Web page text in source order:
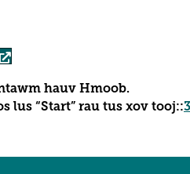
hauv Hmoob.
lus “Start” rau tus xov tooj::